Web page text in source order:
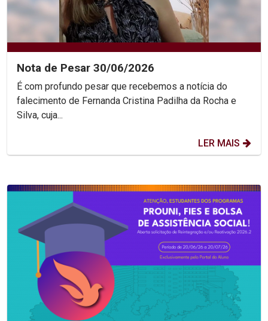
Nota de Pesar 30/06/2026
É com profundo pesar que recebemos a notícia do
falecimento de Fernanda Cristina Padilha da Rocha e
Silva, cuja...
LER MAIS